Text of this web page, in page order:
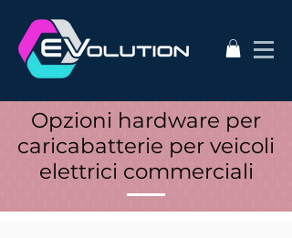
Opzioni hardware per
caricabatterie per veicoli
elettrici commerciali